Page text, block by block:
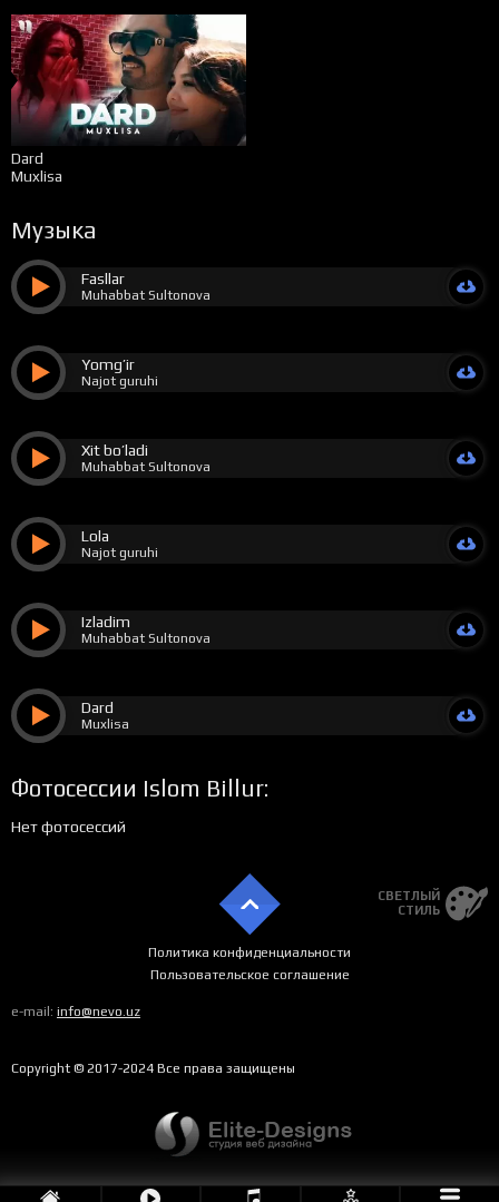
Dard
Muxlisa
Музыка
Fasllar
Muhabbat Sultonova
Yomg’ir
Najot guruhi
Xit bo’ladi
Muhabbat Sultonova
Lola
Najot guruhi
Izladim
Muhabbat Sultonova
Dard
Muxlisa
Фотосессии Islom Billur:
Нет фотосессий
СВЕТЛЫЙ
СТИЛЬ
Политика конфиденциальности
Пользовательское соглашение
e-mail: info@nevo.uz
Copyright © 2017-2024 Все права защищены
by Muhabbat Sultonova